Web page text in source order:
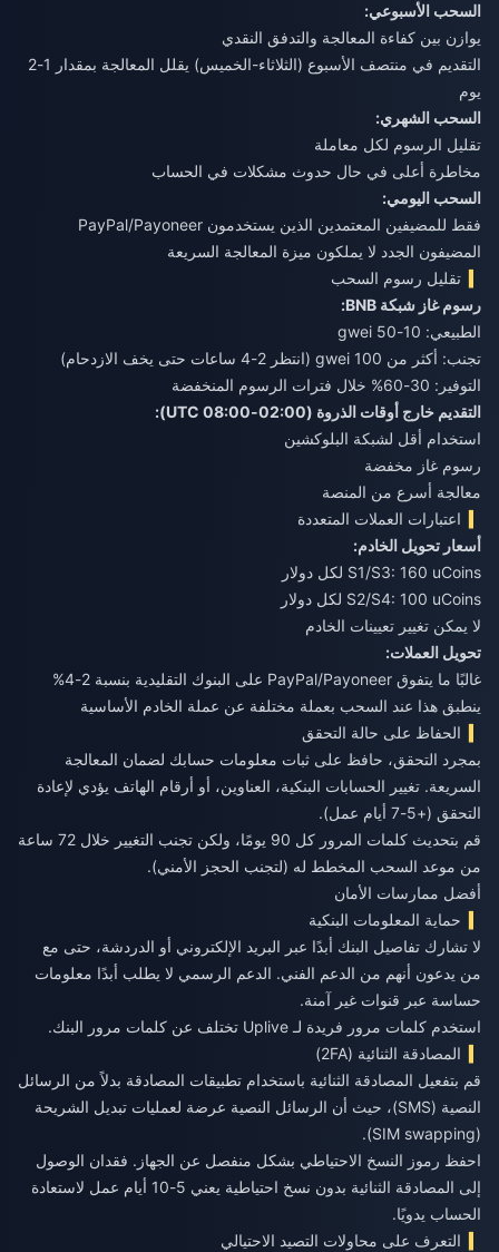
السحب الأسبوعي:
يوازن بين كفاءة المعالجة والتدفق النقدي
التقديم في منتصف الأسبوع (الثلاثاء-الخميس) يقلل المعالجة بمقدار 1-2
يوم
السحب الشهري:
تقليل الرسوم لكل معاملة
مخاطرة أعلى في حال حدوث مشكلات في الحساب
السحب اليومي:
فقط للمضيفين المعتمدين الذين يستخدمون PayPal/Payoneer
المضيفون الجدد لا يملكون ميزة المعالجة السريعة
تقليل رسوم السحب
رسوم غاز شبكة BNB:
الطبيعي: 10-50 gwei
تجنب: أكثر من 100 gwei (انتظر 2-4 ساعات حتى يخف الازدحام)
التوفير: 30-60% خلال فترات الرسوم المنخفضة
التقديم خارج أوقات الذروة (02:00-08:00 UTC):
استخدام أقل لشبكة البلوكشين
رسوم غاز مخفضة
معالجة أسرع من المنصة
اعتبارات العملات المتعددة
أسعار تحويل الخادم:
S1/S3: 160 uCoins لكل دولار
S2/S4: 100 uCoins لكل دولار
لا يمكن تغيير تعيينات الخادم
تحويل العملات:
غالبًا ما يتفوق PayPal/Payoneer على البنوك التقليدية بنسبة 2-4%
ينطبق هذا عند السحب بعملة مختلفة عن عملة الخادم الأساسية
الحفاظ على حالة التحقق
بمجرد التحقق، حافظ على ثبات معلومات حسابك لضمان المعالجة
السريعة. تغيير الحسابات البنكية، العناوين، أو أرقام الهاتف يؤدي لإعادة
التحقق (+5-7 أيام عمل).
قم بتحديث كلمات المرور كل 90 يومًا، ولكن تجنب التغيير خلال 72 ساعة
من موعد السحب المخطط له (لتجنب الحجز الأمني).
أفضل ممارسات الأمان
حماية المعلومات البنكية
لا تشارك تفاصيل البنك أبدًا عبر البريد الإلكتروني أو الدردشة، حتى مع
من يدعون أنهم من الدعم الفني. الدعم الرسمي لا يطلب أبدًا معلومات
حساسة عبر قنوات غير آمنة.
استخدم كلمات مرور فريدة لـ Uplive تختلف عن كلمات مرور البنك.
المصادقة الثنائية (2FA)
قم بتفعيل المصادقة الثنائية باستخدام تطبيقات المصادقة بدلاً من الرسائل
النصية (SMS)، حيث أن الرسائل النصية عرضة لعمليات تبديل الشريحة
(SIM swapping).
احفظ رموز النسخ الاحتياطي بشكل منفصل عن الجهاز. فقدان الوصول
إلى المصادقة الثنائية بدون نسخ احتياطية يعني 5-10 أيام عمل لاستعادة
الحساب يدويًا.
التعرف على محاولات التصيد الاحتيالي